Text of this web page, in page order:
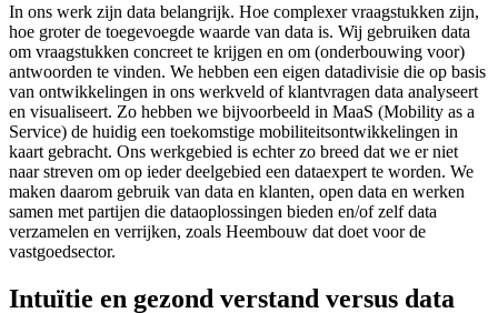
In ons werk zijn data belangrijk. Hoe complexer vraagstukken zijn,
hoe groter de toegevoegde waarde van data is. Wij gebruiken data
om vraagstukken concreet te krijgen en om (onderbouwing voor)
antwoorden te vinden. We hebben een eigen datadivisie die op basis
van ontwikkelingen in ons werkveld of klantvragen data analyseert
en visualiseert. Zo hebben we bijvoorbeeld in MaaS (Mobility as a
Service) de huidig een toekomstige mobiliteitsontwikkelingen in
kaart gebracht. Ons werkgebied is echter zo breed dat we er niet
naar streven om op ieder deelgebied een dataexpert te worden. We
maken daarom gebruik van data en klanten, open data en werken
samen met partijen die dataoplossingen bieden en/of zelf data
verzamelen en verrijken, zoals Heembouw dat doet voor de
vastgoedsector.
Intuïtie en gezond verstand versus data